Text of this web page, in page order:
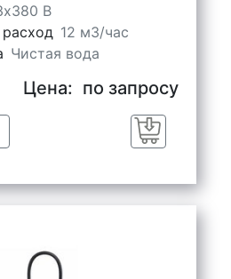
В
12 м3/час
Чистая вода
Цена: по запросу
Заказать